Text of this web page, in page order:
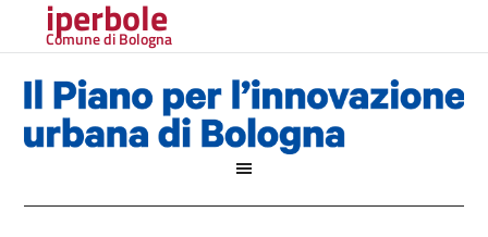
iperbole
Comune di Bologna